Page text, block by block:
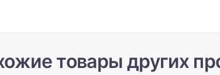
товары других